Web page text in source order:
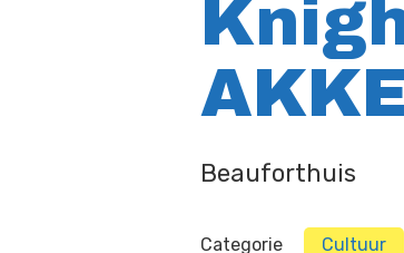
Beauforthuis
Categorie Cultuur